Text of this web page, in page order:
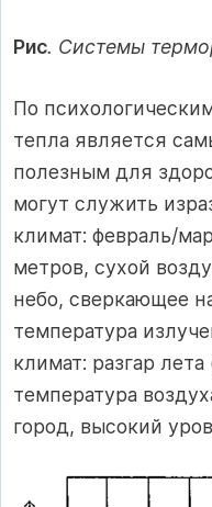
Рис. Системы
По
тепла является
полезным для
могут служить
климат: февраль/
метров, сухой
небо, сверкающее
температура
климат: разгар
температура
город, высокий